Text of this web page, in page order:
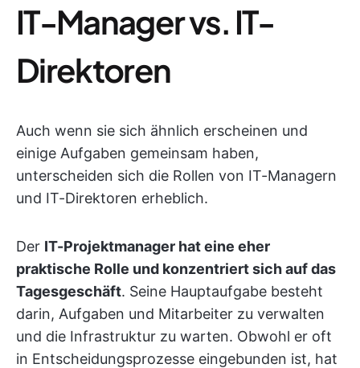
IT-Manager vs. IT-
Direktoren
Auch wenn sie sich ähnlich erscheinen und
einige Aufgaben gemeinsam haben,
unterscheiden sich die Rollen von IT-Managern
und IT-Direktoren erheblich.
Der IT-Projektmanager hat eine eher
praktische Rolle und konzentriert sich auf das
Tagesgeschäft. Seine Hauptaufgabe besteht
darin, Aufgaben und Mitarbeiter zu verwalten
und die Infrastruktur zu warten. Obwohl er oft
in Entscheidungsprozesse eingebunden ist, hat